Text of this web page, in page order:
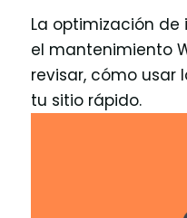
La optimización
el mantenimiento
revisar, cómo usar
tu sitio rápido.